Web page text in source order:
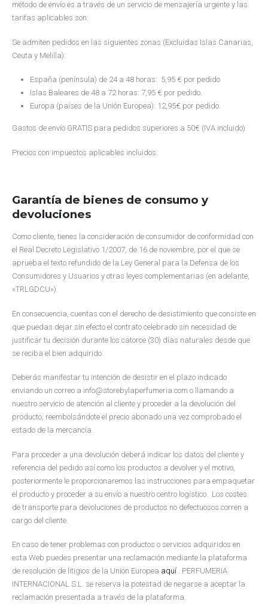
método de envío es a través de un servicio de mensajería urgente y las
tarifas aplicables son:
Se admiten pedidos en las siguientes zonas (Excluidas Islas Canarias,
Ceuta y Melilla):
España (península) de 24 a 48 horas: 5,95 € por pedido
Islas Baleares de 48 a 72 horas: 7,95 € por pedido.
Europa (países de la Unión Europea): 12,95€ por pedido.
Gastos de envío GRATIS para pedidos superiores a 50€ (IVA incluido)
Precios con impuestos aplicables incluidos.
Garantía de bienes de consumo y
devoluciones
Como cliente, tienes la consideración de consumidor de conformidad con
el Real Decreto Legislativo 1/2007, de 16 de noviembre, por el que se
aprueba el texto refundido de la Ley General para la Defensa de los
Consumidores y Usuarios y otras leyes complementarias (en adelante,
«TRLGDCU»).
En consecuencia, cuentas con el derecho de desistimiento que consiste en
que puedas dejar sin efecto el contrato celebrado sin necesidad de
justificar tu decisión durante los catorce (30) días naturales desde que
se reciba el bien adquirido.
Deberás manifestar tu intención de desistir en el plazo indicado
enviando un correo a info@storebylaperfumeria.com o llamando a
nuestro servicio de atención al cliente y proceder a la devolución del
producto, reembolsándote el precio abonado una vez comprobado el
estado de la mercancía.
Para proceder a una devolución deberá indicar los datos del cliente y
referencia del pedido así como los productos a devolver y el motivo,
posteriormente le proporcionaremos las instrucciones para empaquetar
el producto y proceder a su envío a nuestro centro logístico. Los costes
de transporte para devoluciones de productos no defectuosos corren a
cargo del cliente.
En caso de tener problemas con productos o servicios adquiridos en
esta Web puedes presentar una reclamación mediante la plataforma
de resolución de litigios de la Unión Europea aquí . PERFUMERIA
INTERNACIONAL S.L. se reserva la potestad de negarse a aceptar la
reclamación presentada a través de la plataforma.